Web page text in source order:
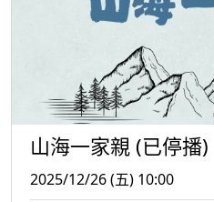
山海一家親 (已停播)
2025/12/26 (五) 10:00